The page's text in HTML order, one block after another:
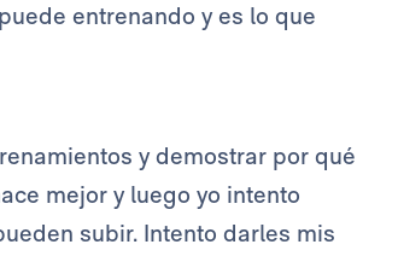
entrenando y es lo que
y demostrar por qué
mejor y luego yo intento
subir. Intento darles mis